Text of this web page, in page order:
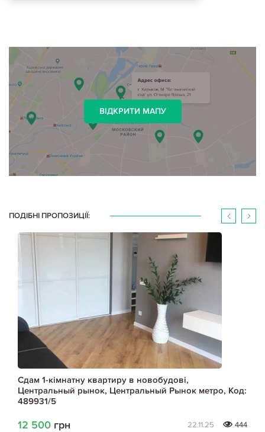
ВІДКРИТИ МАПУ
ПОДІБНІ ПРОПОЗИЦІЇ:
Сдам 1-кімнатну квартиру в новобудові,
Центральный рынок, Центральный Рынок метро, Код:
489931/5
12 500 грн 22.11.25
444